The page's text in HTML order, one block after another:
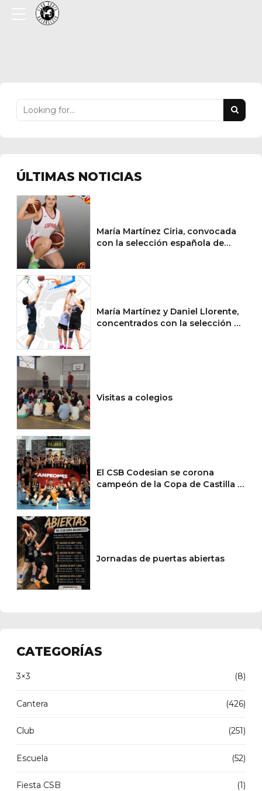
ÚLTIMAS NOTICIAS
María Martínez Ciria, convocada
con la selección española de
María Martínez y Daniel Llorente,
concentrados con la selección de
Visitas a colegios
El CSB Codesian se corona
campeón de la Copa de Castilla y
Jornadas de puertas abiertas
CATEGORÍAS
3×3 (8)
Cantera (426)
Club (251)
Escuela (52)
Fiesta CSB (1)